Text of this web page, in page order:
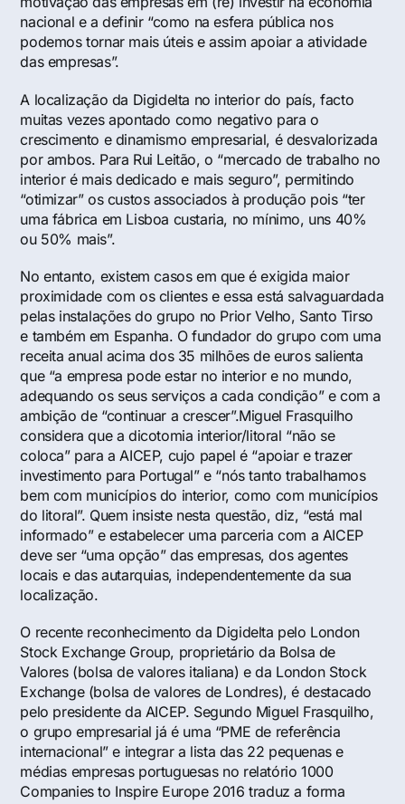
nacional e a definir “como na esfera pública nos
podemos tornar mais úteis e assim apoiar a atividade
das empresas”.
A localização da Digidelta no interior do país, facto
muitas vezes apontado como negativo para o
crescimento e dinamismo empresarial, é desvalorizada
por ambos. Para Rui Leitão, o “mercado de trabalho no
interior é mais dedicado e mais seguro”, permitindo
“otimizar” os custos associados à produção pois “ter
uma fábrica em Lisboa custaria, no mínimo, uns 40%
ou 50% mais”.
No entanto, existem casos em que é exigida maior
proximidade com os clientes e essa está salvaguardada
pelas instalações do grupo no Prior Velho, Santo Tirso
e também em Espanha. O fundador do grupo com uma
receita anual acima dos 35 milhões de euros salienta
que “a empresa pode estar no interior e no mundo,
adequando os seus serviços a cada condição” e com a
ambição de “continuar a crescer”.Miguel Frasquilho
considera que a dicotomia interior/litoral “não se
coloca” para a AICEP, cujo papel é “apoiar e trazer
investimento para Portugal” e “nós tanto trabalhamos
bem com municípios do interior, como com municípios
do litoral”. Quem insiste nesta questão, diz, “está mal
informado” e estabelecer uma parceria com a AICEP
deve ser “uma opção” das empresas, dos agentes
locais e das autarquias, independentemente da sua
localização.
O recente reconhecimento da Digidelta pelo London
Stock Exchange Group, proprietário da Bolsa de
Valores (bolsa de valores italiana) e da London Stock
Exchange (bolsa de valores de Londres), é destacado
pelo presidente da AICEP. Segundo Miguel Frasquilho,
o grupo empresarial já é uma “PME de referência
internacional” e integrar a lista das 22 pequenas e
médias empresas portuguesas no relatório 1000
Companies to Inspire Europe 2016 traduz a forma